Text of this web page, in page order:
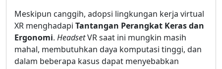
Meskipun canggih, adopsi lingkungan kerja virtual
XR menghadapi Tantangan Perangkat Keras dan
Ergonomi. HeadsetVR saat ini mungkin masih
mahal, membutuhkan daya komputasi tinggi, dan
dalam beberapa kasus dapat menyebabkan